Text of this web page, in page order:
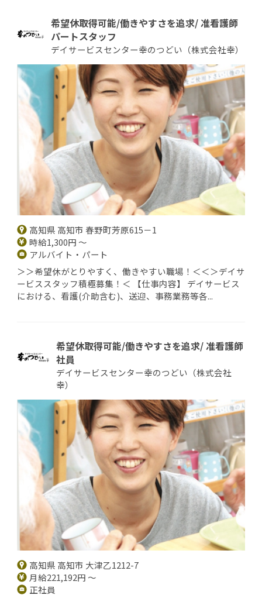
希望休取得可能/働きやすさを追求/ 准看護師
パートスタッフ
デイサービスセンター幸のつどい（株式会社幸）
高知県 高知市 春野町芳原615－1
時給1,300円 ～
アルバイト・パート
＞＞希望休がとりやすく、働きやすい職場！＜＜＞デイサ
ービススタッフ積極募集！＜ 【仕事内容】 デイサービス
における、看護(介助含む)、送迎、事務業務等各...
希望休取得可能/働きやすさを追求/ 准看護師
社員
デイサービスセンター幸のつどい（株式会社
幸）
高知県 高知市 大津乙1212-7
月給221,192円 ～
正社員